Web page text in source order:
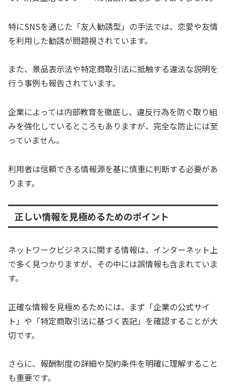
特にSNSを通じた「友人勧誘型」の手法では、恋愛や友情
を利用した勧誘が問題視されています。
また、景品表示法や特定商取引法に抵触する違法な説明を
行う事例も報告されています。
企業によっては内部教育を徹底し、違反行為を防ぐ取り組
みを強化しているところもありますが、完全な防止には至
っていません。
利用者は信頼できる情報源を基に慎重に判断する必要があ
ります。
正しい情報を見極めるためのポイント
ネットワークビジネスに関する情報は、インターネット上
で多く見つかりますが、その中には誤情報も含まれていま
す。
正確な情報を見極めるためには、まず「企業の公式サイ
ト」や「特定商取引法に基づく表記」を確認することが大
切です。
さらに、報酬制度の詳細や契約条件を明確に理解すること
も重要です。